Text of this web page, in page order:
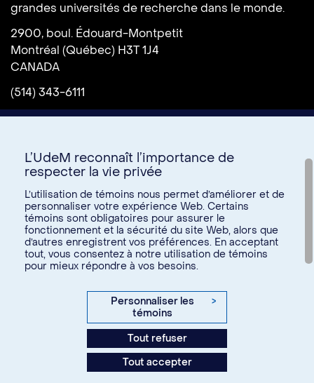
grandes universités de recherche dans le monde.
2900, boul. Édouard-Montpetit
Montréal (Québec) H3T 1J4
CANADA
(514) 343-6111
Donnez à l’UdeM
U15
© Université de Montréal, 2026. Tous droits réservés.
Confidentialité
Conditions d’utilisation
Paramètres des témoins
L’UdeM reconnaît l’importance de
respecter la vie privée
L’utilisation de témoins nous permet d’améliorer et de
personnaliser votre expérience Web. Certains
témoins sont obligatoires pour assurer le
fonctionnement et la sécurité du site Web, alors que
d’autres enregistrent vos préférences. En acceptant
tout, vous consentez à notre utilisation de témoins
pour mieux répondre à vos besoins.
Personnaliser les
témoins
>
Tout refuser
Tout accepter